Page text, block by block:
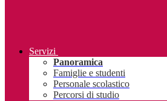
Servizi
Panoramica
Famiglie e studenti
Personale scolastico
Percorsi di studio